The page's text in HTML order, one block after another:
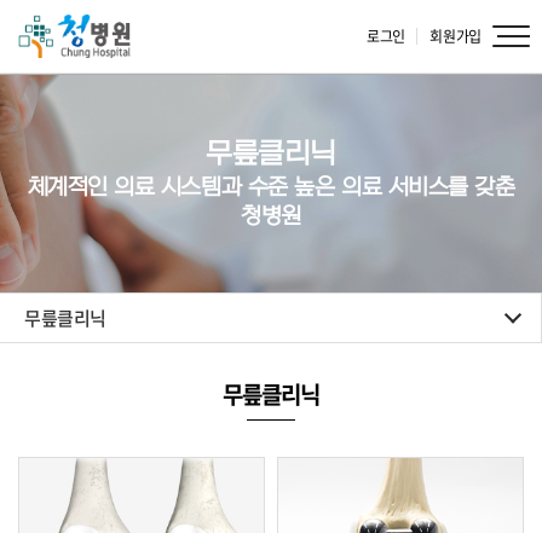
로그인 회원가입
무릎클리닉
체계적인 의료 시스템과 수준 높은 의료 서비스를 갖춘
청병원
무릎클리닉
무릎클리닉